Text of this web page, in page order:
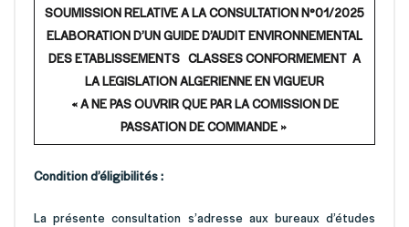
SOUMISSION RELATIVE A LA CONSULTATION N°01/2025
ELABORATION D’UN GUIDE D’AUDIT ENVIRONNEMENTAL
DES ETABLISSEMENTS CLASSES CONFORMEMENT A
LA LEGISLATION ALGERIENNE EN VIGUEUR
« A NE PAS OUVRIR QUE PAR LA COMISSION DE
PASSATION DE COMMANDE »
Condition d’éligibilités :
La présente consultation s’adresse aux bureaux d’études